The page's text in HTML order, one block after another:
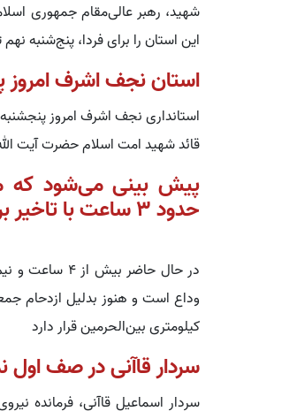
شهید، رهبر عالی‌مقام جمهوری
این استان را برای فردا، پنج‌شنبه
استان نجف اشرف
استانداری نجف اشرف امروز
قائد شهید امت اسلام حضرت آیت
پیش بینی می‌شود که
حدود ۳ ساعت با تاخیر برگزار شود
در حال حاضر
کیلومتری بین‌الحرمین قرار دارد
سردار قاآنی در صف
سردار اسماعیل قاآنی، فرمانده